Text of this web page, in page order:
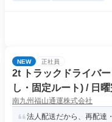
NEW 正社員
2t トラックドライバ
し・固定ルート) / 日
ﾊﾞｰ2t(正社員)
南九州福山通運株式会社
法人配送だから、再配達